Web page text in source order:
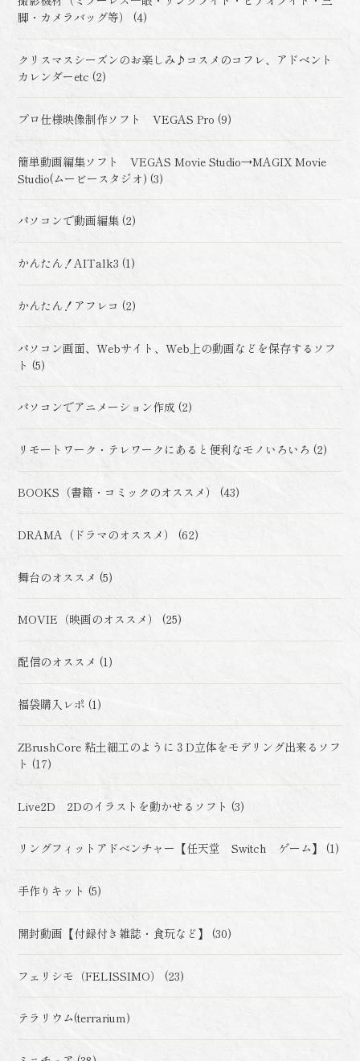
脚・カメラバッグ等） (4)
クリスマスシーズンのお楽しみ♪コスメのコフレ、アドベント
カレンダーetc (2)
プロ仕様映像制作ソフト VEGAS Pro (9)
簡単動画編集ソフト VEGAS Movie Studio→MAGIX Movie
Studio(ムービースタジオ) (3)
パソコンで動画編集 (2)
かんたん！AITalk3 (1)
かんたん！アフレコ (2)
パソコン画面、Webサイト、Web上の動画などを保存するソフ
ト (5)
パソコンでアニメーション作成 (2)
リモートワーク・テレワークにあると便利なモノいろいろ (2)
BOOKS（書籍・コミックのオススメ） (43)
DRAMA（ドラマのオススメ） (62)
舞台のオススメ (5)
MOVIE（映画のオススメ） (25)
配信のオススメ (1)
福袋購入レポ (1)
ZBrushCore 粘土細工のように３D立体をモデリング出来るソフ
ト (17)
Live2D 2Dのイラストを動かせるソフト (3)
リングフィットアドベンチャー【任天堂 Switch ゲーム】 (1)
手作りキット (5)
開封動画【付録付き雑誌・食玩など】 (30)
フェリシモ（FELISSIMO） (23)
テラリウム(terrarium)